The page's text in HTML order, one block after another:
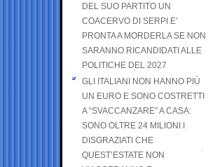
DEL SUO PARTITO UN
COACERVO DI SERPI E’
PRONTA A MORDERLA SE NON
SARANNO RICANDIDATI ALLE
POLITICHE DEL 2027
GLI ITALIANI NON HANNO PIÙ
UN EURO E SONO COSTRETTI
A “SVACCANZARE” A CASA:
SONO OLTRE 24 MILIONI I
DISGRAZIATI CHE
QUEST’ESTATE NON